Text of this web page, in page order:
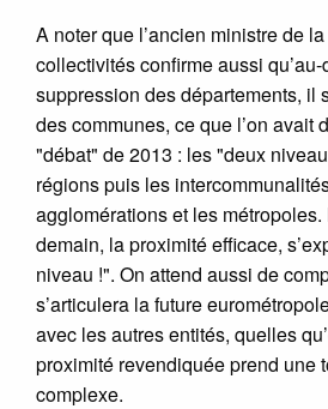
A noter que l’ancien ministre de
collectivités confirme aussi
suppression des départements, il
des communes, ce que l’on avait
"débat" de 2013 : les "deux
régions puis les
agglomérations et les
demain, la proximité efficace,
niveau !". On attend aussi de
s’articulera la future
avec les autres entités, quelles
proximité revendiquée prend une
complexe.